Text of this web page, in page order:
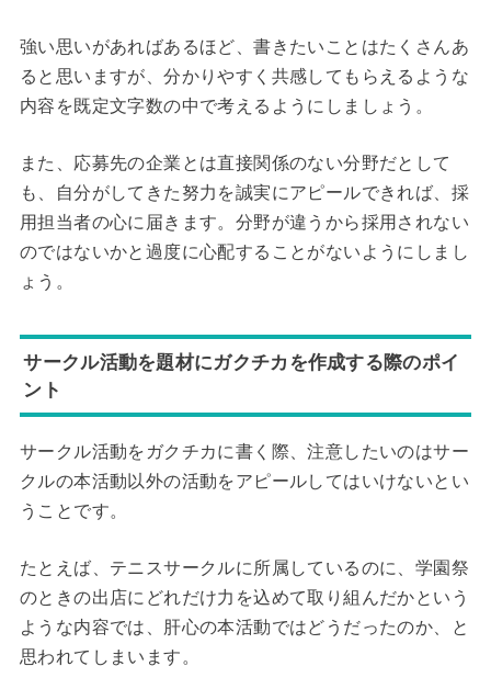
強い思いがあればあるほど、書きたいことはたくさんあ
ると思いますが、分かりやすく共感してもらえるような
内容を既定文字数の中で考えるようにしましょう。
また、応募先の企業とは直接関係のない分野だとして
も、自分がしてきた努力を誠実にアピールできれば、採
用担当者の心に届きます。分野が違うから採用されない
のではないかと過度に心配することがないようにしまし
ょう。
サークル活動を題材にガクチカを作成する際のポイ
ント
サークル活動をガクチカに書く際、注意したいのはサー
クルの本活動以外の活動をアピールしてはいけないとい
うことです。
たとえば、テニスサークルに所属しているのに、学園祭
のときの出店にどれだけ力を込めて取り組んだかという
ような内容では、肝心の本活動ではどうだったのか、と
思われてしまいます。